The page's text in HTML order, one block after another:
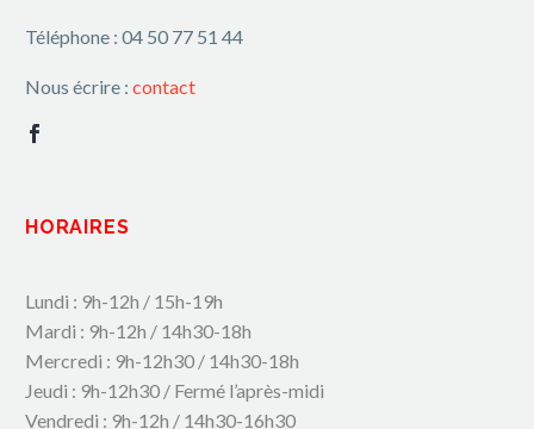
Téléphone : 04 50 77 51 44
Nous écrire : contact
HORAIRES
Lundi : 9h-12h / 15h-19h
Mardi : 9h-12h / 14h30-18h
Mercredi : 9h-12h30 / 14h30-18h
Jeudi : 9h-12h30 / Fermé l’après-midi
Vendredi : 9h-12h / 14h30-16h30